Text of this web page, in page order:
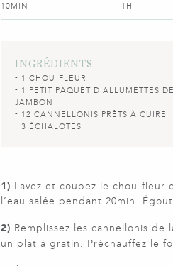
10MIN 1H
INGRÉDIENTS
1 CHOU-FLEUR
1 PETIT PAQUET D'ALLUMETTES DE
JAMBON
12 CANNELLONIS PRÊTS À CUIRE
3 ÉCHALOTES
1) Lavez et coupez le chou-fleur
l’eau salée pendant 20min.
2) Remplissez les cannellonis
un plat à gratin. Préchauffez le